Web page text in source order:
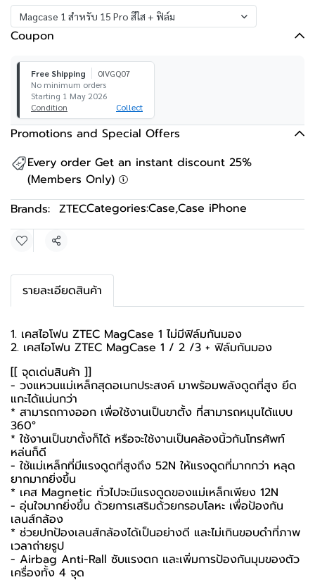
Magcase 1 สำหรับ 15 Pro สีใส + ฟิล์ม
Coupon
Free Shipping
0IVGQ07
No minimum orders
Starting 1 May 2026
Condition
Collect
Promotions and Special Offers
Every order Get an instant discount 25%
(Members Only)
Brands: ZTECCategories:Case,Case iPhone
Share
รายละเอียดสินค้า
1. เคสไอโฟน ZTEC MagCase 1 ไม่มีฟิล์มกันมอง
2. เคสไอโฟน ZTEC MagCase 1 / 2 /3 + ฟิล์มกันมอง
[[ จุดเด่นสินค้า ]]
- วงแหวนแม่เหล็กสุดอเนกประสงค์ มาพร้อมพลังดูดที่สูง ยึด
แกะได้แน่นกว่า
* สามารถกางออก เพื่อใช้งานเป็นขาตั้ง ที่สามารถหมุนได้แบบ
360°
* ใช้งานเป็นขาตั้งก็ได้ หรือจะใช้งานเป็นคล้องนิ้วกันโทรศัพท์
หล่นก็ดี
- ใช้แม่เหล็กที่มีแรงดูดที่สูงถึง 52N ให้แรงดูดที่มากกว่า หลุด
ยากมากยิ่งขึ้น
* เคส Magnetic ทั่วไปจะมีแรงดูดของแม่เหล็กเพียง 12N
- อุ่นใจมากยิ่งขึ้น ด้วยการเสริมด้วยกรอบโลหะ เพื่อป้องกัน
เลนส์กล้อง
* ช่วยปกป้องเลนส์กล้องได้เป็นอย่างดี และไม่เกินขอบดำที่ภาพ
เวลาถ่ายรูป
- Airbag Anti-Rall ซับแรงตก และเพิ่มการป้องกันมุมของตัว
เครื่องทั้ง 4 จุด